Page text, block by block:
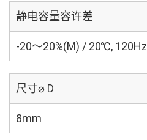
静电容量容许差
-20～20%(M) / 20℃, 120Hz
尺寸⌀ D
8mm